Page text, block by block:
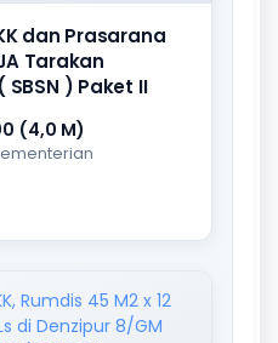
dan Prasarana
Tarakan
) Paket II
(4,0 M)